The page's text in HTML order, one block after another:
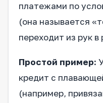
платежами по
(она называется
переходит из рук в
Простой пример:
кредит с
(например,